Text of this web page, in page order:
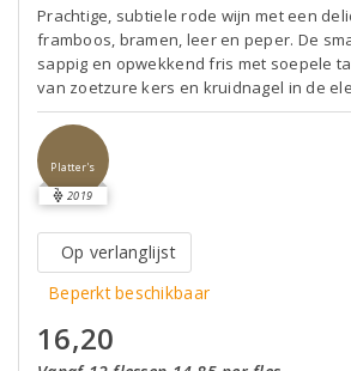
Prachtige, subtiele rode wijn met een
framboos, bramen, leer en peper. De
sappig en opwekkend fris met soepele
van zoetzure kers en kruidnagel in de
Platter's
2019
Op verlanglijst
Beperkt beschikbaar
16,20